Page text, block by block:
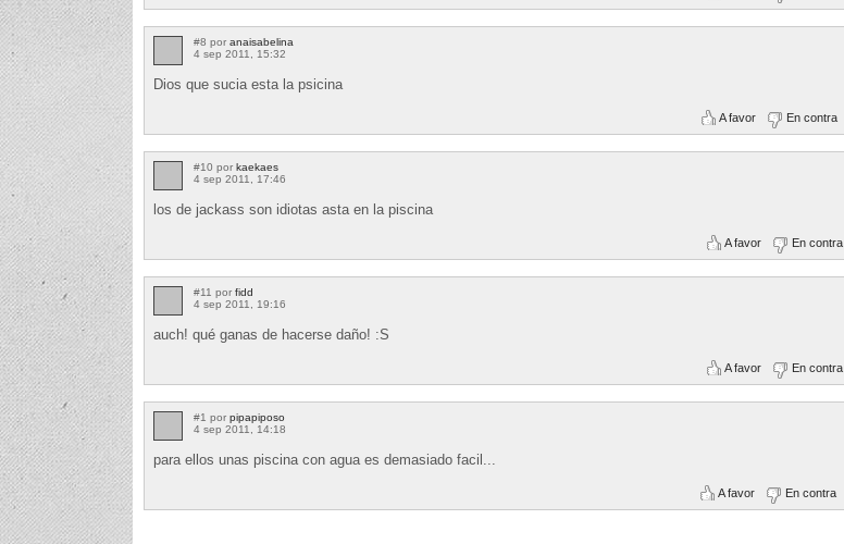
#8 por anaisabelina
4 sep 2011, 15:32
Dios que sucia esta la psicina
A favor En contra
#10 por kaekaes
4 sep 2011, 17:46
los de jackass son idiotas asta en la piscina
A favor En contra
#11 por fidd
4 sep 2011, 19:16
auch! qué ganas de hacerse daño! :S
A favor En contra
#1 por pipapiposo
4 sep 2011, 14:18
para ellos unas piscina con agua es demasiado facil...
A favor En contra